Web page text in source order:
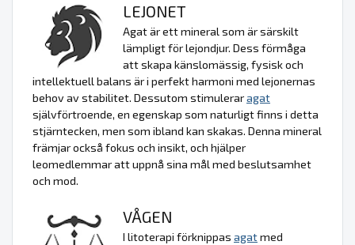
LEJONET
Agat är ett mineral som är särskilt
lämpligt för lejondjur. Dess förmåga
att skapa känslomässig, fysisk och
intellektuell balans är i perfekt harmoni med lejonernas
behov av stabilitet. Dessutom stimuleraragat
självförtroende, en egenskap som naturligt finns i detta
stjärntecken, men som ibland kan skakas. Denna mineral
främjar också fokus och insikt, och hjälper
leomedlemmar att uppnå sina mål med beslutsamhet
och mod.
VÅGEN
I litoterapi förknippas agatmed